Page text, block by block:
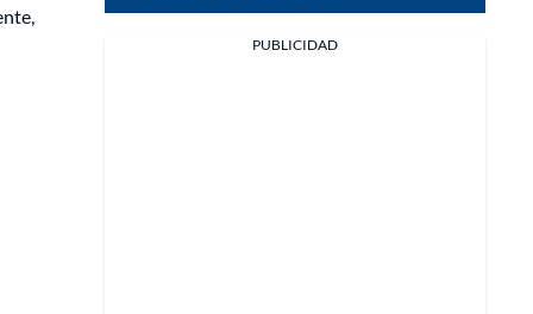
PUBLICIDAD